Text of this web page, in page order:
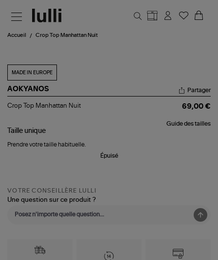
Accueil Crop Top Manhattan Nuit
MADE IN EUROPE
AOKYANOS
Crop
Nuit
Partager
Crop Top Manhattan Nuit 69,00 €
Guide des tailles
Taille unique
Prendre votre taille habituelle.
Épuisé
VOTRE CONSEILLÈRE LULLI
Une question sur ce produit ?